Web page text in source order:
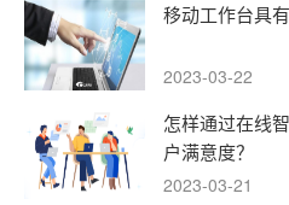
移动工作台具
2023-03-22
怎样通过在线
户满意度？
2023-03-21